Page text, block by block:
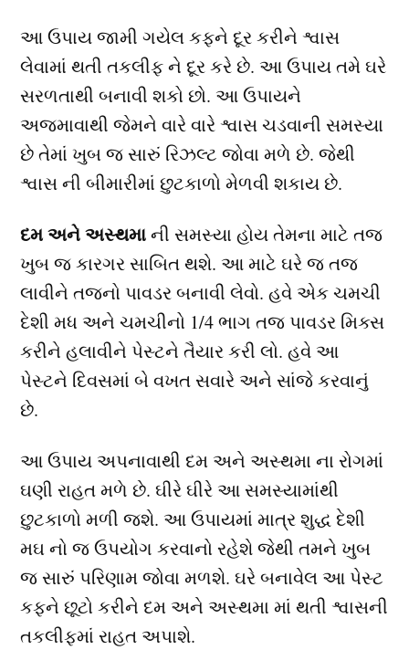
આ ઉપાય જામી ગયેલ કફને દૂર કરીને શ્વાસ
લેવામાં થતી તકલીફ ને દૂર કરે છે. આ ઉપાય તમે ઘરે
સરળતાથી બનાવી શકો છો. આ ઉપાયને
અજમાવાથી જેમને વારે વારે શ્વાસ ચડવાની સમસ્યા
છે તેમાં ખુબ જ સારું રિઝલ્ટ જોવા મળે છે. જેથી
શ્વાસ ની બીમારીમાં છુટકાળો મેળવી શકાય છે.
દમ અને અસ્થમાની સમસ્યા હોય તેમના માટે તજ
ખુબ જ કારગર સાબિત થશે. આ માટે ઘરે જ તજ
લાવીને તજનો પાવડર બનાવી લેવો. હવે એક ચમચી
દેશી મધ અને ચમચીનો 1/4 ભાગ તજ પાવડર મિક્સ
કરીને હલાવીને પેસ્ટને તૈયાર કરી લો. હવે આ
પેસ્ટને દિવસમાં બે વખત સવારે અને સાંજે કરવાનું
છે.
આ ઉપાય અપનાવાથી દમ અને અસ્થમા ના રોગમાં
ઘણી રાહત મળે છે. ઘીરે ઘીરે આ સમસ્યામાંથી
છુટકાળો મળી જશે. આ ઉપાયમાં માત્ર શુદ્ધ દેશી
મઘ નો જ ઉપયોગ કરવાનો રહેશે જેથી તમને ખુબ
જ સારું પરિણામ જોવા મળશે. ઘરે બનાવેલ આ પેસ્ટ
કફને છૂટો કરીને દમ અને અસ્થમા માં થતી શ્વાસની
તકલીફમાં રાહત અપાશે.